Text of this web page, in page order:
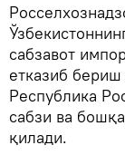
сабзавот
етказиб
Республика
сабзи ва
қилади.